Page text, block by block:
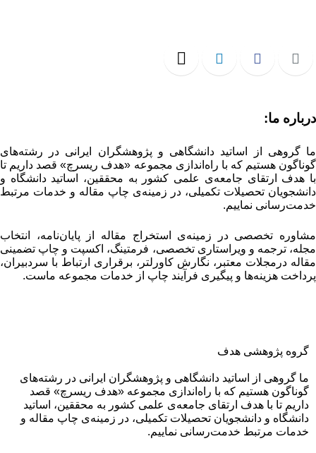
ما:
گروهی از اساتید دانشگاهی و پژوهشگران ایرانی در رشته‌های
هستیم که با راه‌اندازی مجموعه «هدف ریسرچ» قصد داریم تا
هدف ارتقای جامعه‌ی علمی کشور به محققین، اساتید دانشگاه و
تحصیلات تکمیلی، در زمینه‌ی چاپ مقاله و خدمات مرتبط
نماییم.
تخصصی در زمینه‌ی استخراج مقاله از پایان‌نامه، انتخاب
ترجمه و ویراستاری تخصصی، فرمتینگ، اکسپت و چاپ تضمینی
درمجلات معتبر، نگارش کاورلتر، برقراری ارتباط با سردبیران،
هزینه‌ها و پیگیری فرآیند چاپ از خدمات مجموعه ماست.
گروه پژوهشی هدف
ما گروهی از اساتید دانشگاهی و پژوهشگران ایرانی در رشته‌های
گوناگون هستیم که با راه‌اندازی مجموعه «هدف ریسرچ» قصد
داریم تا با هدف ارتقای جامعه‌ی علمی کشور به محققین، اساتید
دانشگاه و دانشجویان تحصیلات تکمیلی، در زمینه‌ی چاپ مقاله و
خدمات مرتبط خدمت‌رسانی نماییم.